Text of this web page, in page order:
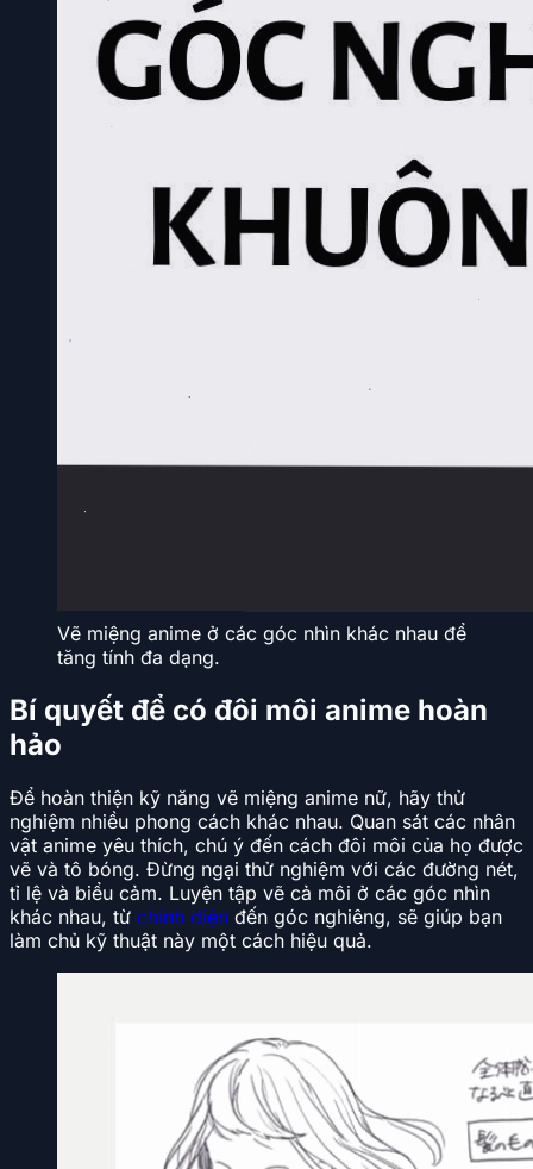
Vẽ miệng anime ở các góc nhìn khác nhau để
tăng tính đa dạng.
Bí quyết để có đôi môi anime hoàn
hảo
Để hoàn thiện kỹ năng vẽ miệng anime nữ, hãy thử
nghiệm nhiều phong cách khác nhau. Quan sát các nhân
vật anime yêu thích, chú ý đến cách đôi môi của họ được
vẽ và tô bóng. Đừng ngại thử nghiệm với các đường nét,
tỉ lệ và biểu cảm. Luyện tập vẽ cả môi ở các góc nhìn
khác nhau, từ chính diện đến góc nghiêng, sẽ giúp bạn
làm chủ kỹ thuật này một cách hiệu quả.